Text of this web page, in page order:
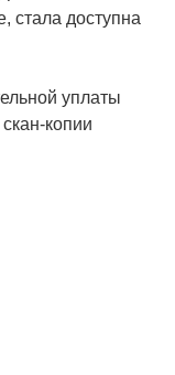
стала доступна
уплаты
копии